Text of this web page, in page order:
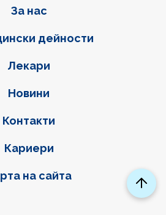
За нас
дейности
Лекари
Новини
Контакти
Кариери
на сайта